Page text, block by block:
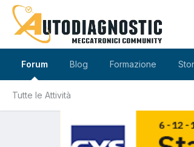
Forum
Tutte le Attività
Blog Formazione